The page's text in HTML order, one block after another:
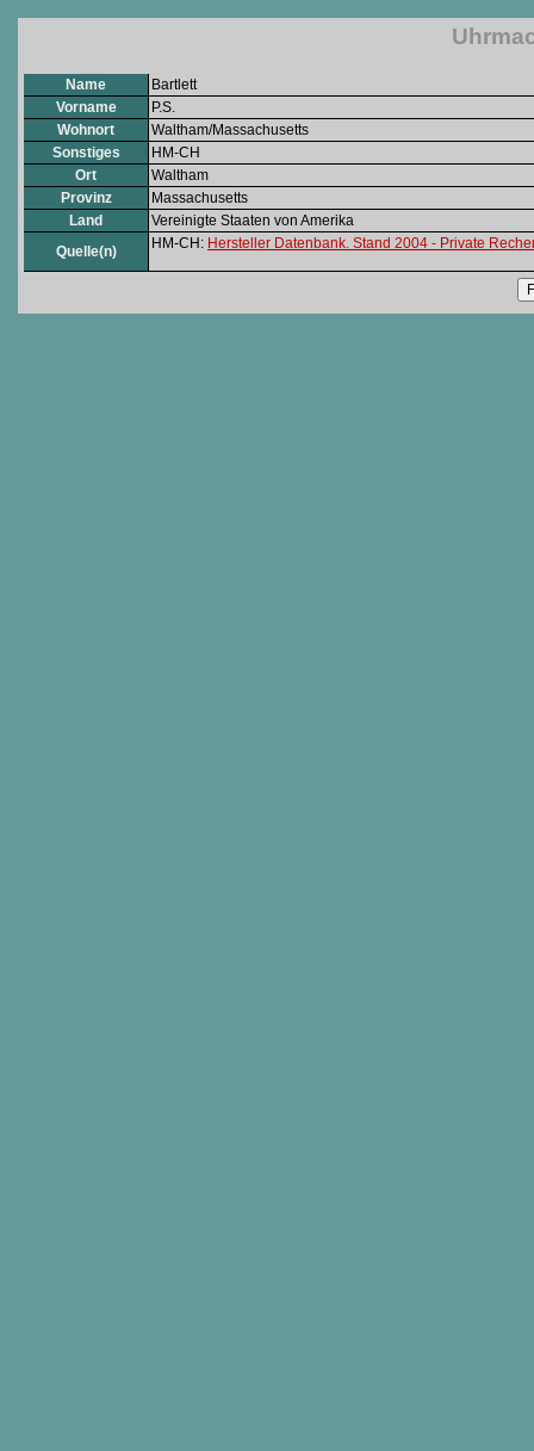
Name
Bartlett
Vorname
P.S.
Wohnort
Waltham/Massachusetts
Sonstiges
HM-CH
Ort
Waltham
Provinz
Massachusetts
Land
Vereinigte Staaten von Amerika
Quelle(n)
HM-CH: Hersteller Datenbank. Stand 2004 - Private